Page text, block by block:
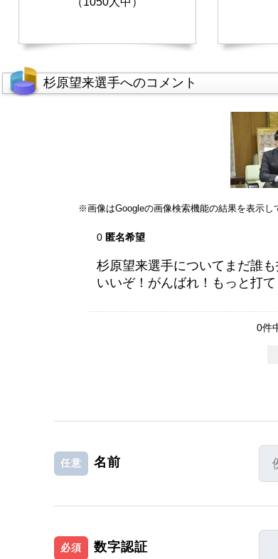
杉原望来選手へのコメント
※画像はGoogleの画像検索機能の結果を表示し
0 匿名希望
杉原望来選手についてまだ誰も
いいぞ！がんばれ！もっと打
0件
任意 名前
必須 数字認証